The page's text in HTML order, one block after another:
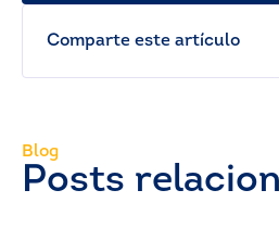
Comparte este artículo
Blog
Posts